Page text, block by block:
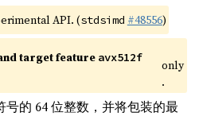
API. (stdsimd #48556)
target feature avx512f
only
.
的 64 位整数，并将包装的最